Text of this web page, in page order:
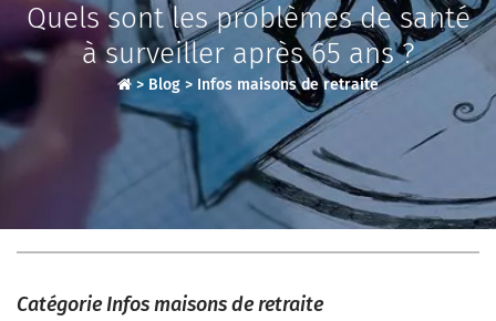
Quels sont les problèmes de santé
à surveiller après 65 ans ?
> Blog > Infos maisons de retraite
Catégorie Infos maisons de retraite